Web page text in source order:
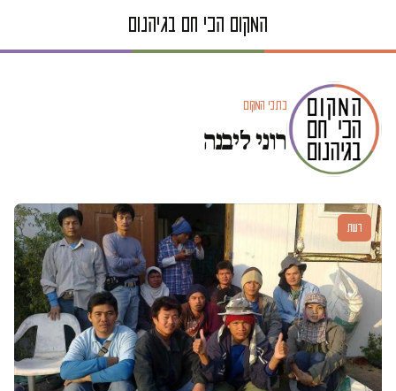
כתבי המקום
רוני ליבנה
דעות